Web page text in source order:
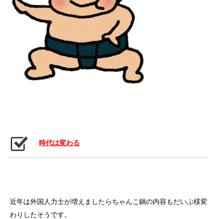
時代は変わる
近年は外国人力士が増えましたらちゃんこ鍋の内容もだいぶ様変
わりしたそうです。